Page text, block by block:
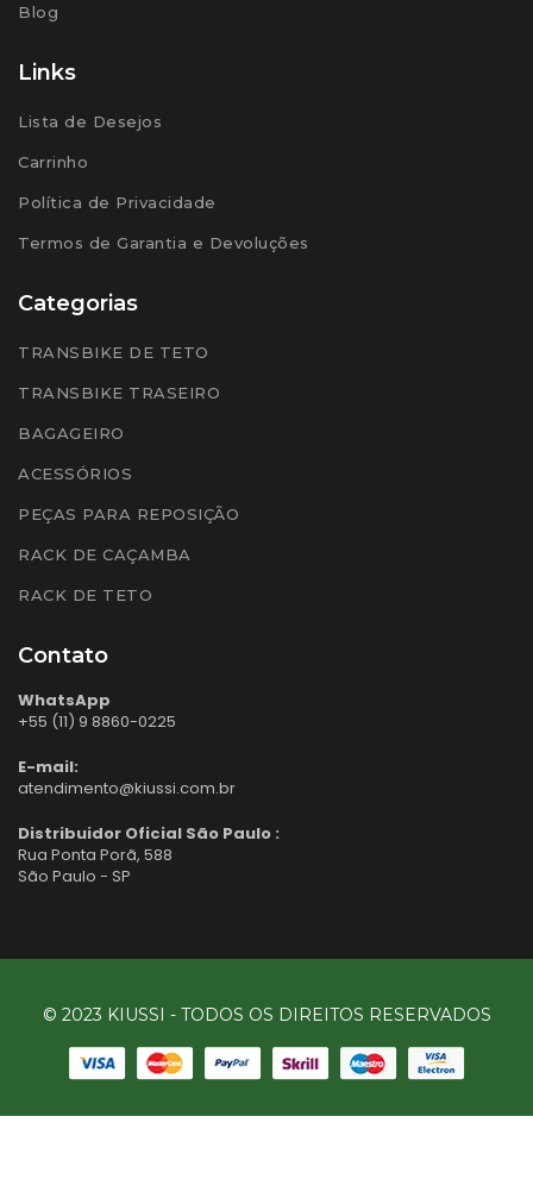
Blog
Links
Lista de Desejos
Carrinho
Política de Privacidade
Termos de Garantia e Devoluções
Categorias
TRANSBIKE DE TETO
TRANSBIKE TRASEIRO
BAGAGEIRO
ACESSÓRIOS
PEÇAS PARA REPOSIÇÃO
RACK DE CAÇAMBA
RACK DE TETO
Contato
WhatsApp
+55 (11) 9 8860-0225
E-mail:
atendimento@kiussi.com.br
Distribuidor Oficial São Paulo :
Rua Ponta Porã, 588
São Paulo - SP
© 2023 KIUSSI - TODOS OS DIREITOS RESERVADOS